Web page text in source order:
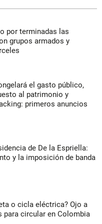
por terminadas las
grupos armados y
el gasto público,
al patrimonio y
primeros anuncios
de De la Espriella:
y la imposición de banda
o cicla eléctrica? Ojo a
para circular en Colombia